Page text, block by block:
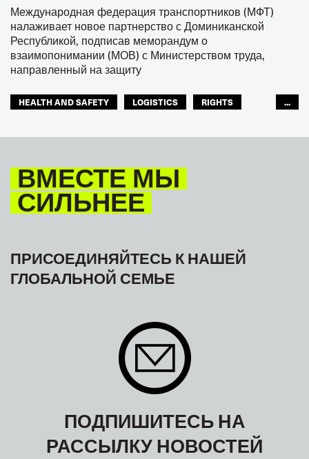
Международная федерация транспортников (МФТ)
налаживает новое партнерство с Доминиканской
Республикой, подписав меморандум о
взаимопонимании (МОВ) с Министерством труда,
направленный на защиту
HEALTH AND SAFETY LOGISTICS
RIGHTS
...
ВМЕСТЕ МЫ
СИЛЬНЕЕ
ПРИСОЕДИНЯЙТЕСЬ К НАШЕЙ
ГЛОБАЛЬНОЙ СЕМЬЕ
ПОДПИШИТЕСЬ НА
РАССЫЛКУ НОВОСТЕЙ